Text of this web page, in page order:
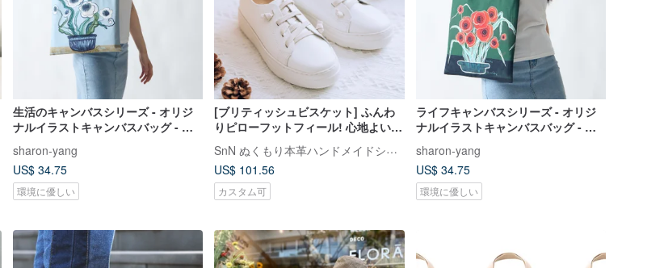
生活のキャンバスシリーズ - オリジ
ナルイラストキャンバスバッグ - 白
sharon-yang
US$ 34.75
環境に優しい
[ブリティッシュビスケット] ふんわ
りピローフットフィール! 心地よい伸
縮性シューズ ストラップなしホワイ
ト22-26.5 大きいサイズ
SnN ぬくもり本革ハンドメイドシューズ
US$ 101.56
カスタム可
ライフキャンバスシリーズ - オリジ
ナルイラストキャンバスバッグ - 紅
sharon-yang
US$ 34.75
環境に優しい